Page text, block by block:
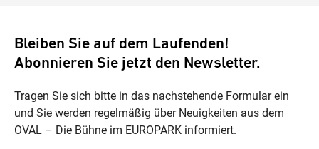
Bleiben Sie auf dem Laufenden!
Abonnieren Sie jetzt den Newsletter.
Tragen Sie sich bitte in das nachstehende Formular ein
und Sie werden regelmäßig über Neuigkeiten aus dem
OVAL – Die Bühne im EUROPARK informiert.